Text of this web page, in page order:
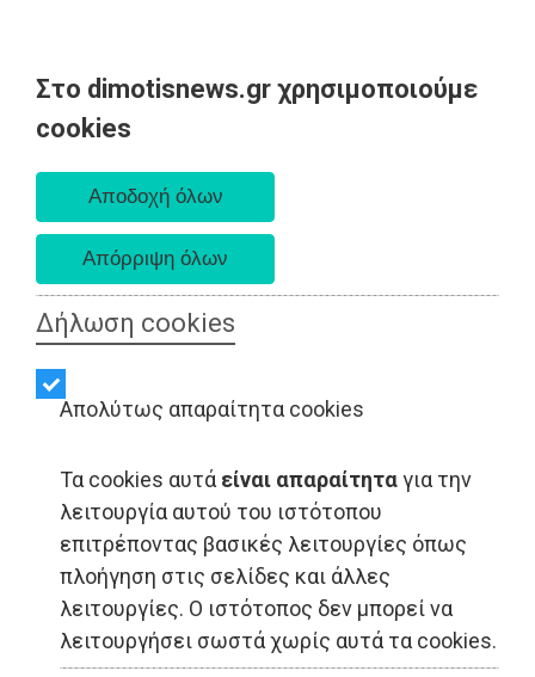
Στο dimotisnews.gr χρησιμοποιούμε
cookies
Δήλωση cookies
Απολύτως απαραίτητα cookies
Τα cookies αυτά είναι απαραίτηταγια την
λειτουργία αυτού του ιστότοπου
επιτρέποντας βασικές λειτουργίες όπως
πλοήγηση στις σελίδες και άλλες
λειτουργίες. Ο ιστότοπος δεν μπορεί να
λειτουργήσει σωστά χωρίς αυτά τα cookies.
ΑΥΤΟΔΙΟΙΚΗΣΗ - Παλλήνη